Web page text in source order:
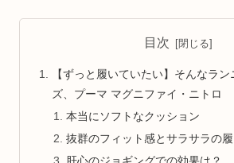
目次
【ずっと履いていたい】そんなラ
ズ、プーマ マグニファイ・ニトロ
本当にソフトなクッション
抜群のフィット感とサラサラの
肝心のジョギングでの効果は？